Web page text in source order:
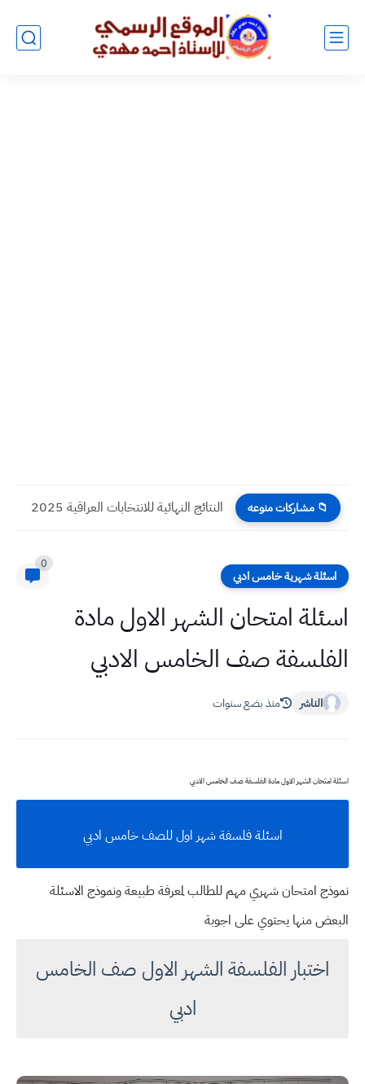
📁 مشاركات منوعه التقديم إلى الإمتحانات الخارجية 2026
اسئلة شهرية خامس ادبي
0
اسئلة امتحان الشهر الاول مادة
الفلسفة صف الخامس الادبي
الناشر منذ بضع سنوات
اسئلة امتحان الشهر الاول مادة الفلسفة صف الخامس الادبي
اسئلة فلسفة شهر اول للصف خامس ادبي
نموذج امتحان شهري مهم للطالب لمعرفة طبيعة ونموذج الاسئلة
البعض منها يحتوي على اجوبة
اختبار الفلسفة الشهر الاول صف الخامس
ادبي